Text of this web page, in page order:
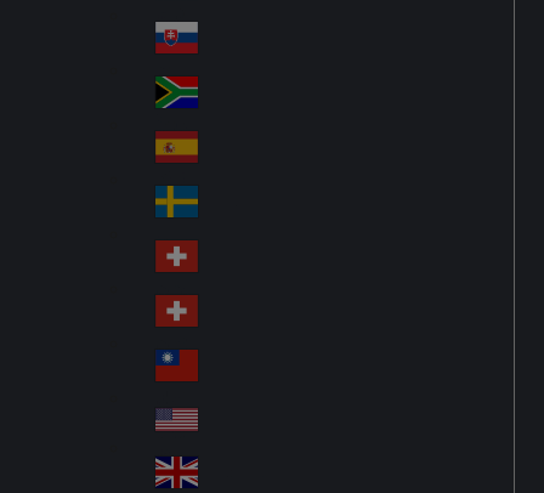
nd
ay
Pol
an
d
Slo
va
kia
So
uth
Af
ric
a
Sp
ain
Sw
ed
en
Sw
itz
erl
an
d
Sw
itz
erl
an
d
wa
n
A